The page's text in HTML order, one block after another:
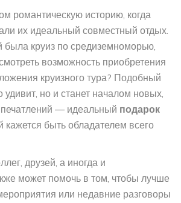
романтическую историю, когда
их идеальный совместный отдых.
была круиз по средиземноморью,
возможность приобретения
круизного тура? Подобный
удивит, но и станет началом новых,
— идеальный подарок
кажется быть обладателем всего
друзей, а иногда и
может помочь в том, чтобы лучше
или недавние разговоры